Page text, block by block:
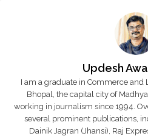
Updesh
I am a graduate in Commerce and
Bhopal, the capital city of
working in journalism since 1994.
several prominent publications,
Dainik Jagran (Jhansi), Raj